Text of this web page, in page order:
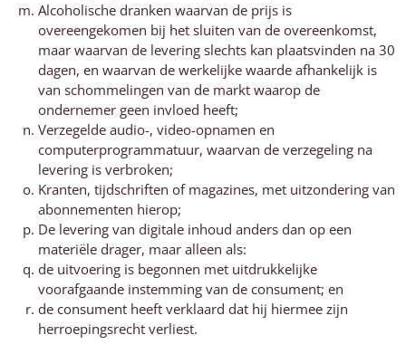
Alcoholische dranken waarvan de prijs is
overeengekomen bij het sluiten van de overeenkomst,
maar waarvan de levering slechts kan plaatsvinden na 30
dagen, en waarvan de werkelijke waarde afhankelijk is
van schommelingen van de markt waarop de
ondernemer geen invloed heeft;
Verzegelde audio-, video-opnamen en
computerprogrammatuur, waarvan de verzegeling na
levering is verbroken;
Kranten, tijdschriften of magazines, met uitzondering van
abonnementen hierop;
De levering van digitale inhoud anders dan op een
materiële drager, maar alleen als:
de uitvoering is begonnen met uitdrukkelijke
voorafgaande instemming van de consument; en
de consument heeft verklaard dat hij hiermee zijn
herroepingsrecht verliest.